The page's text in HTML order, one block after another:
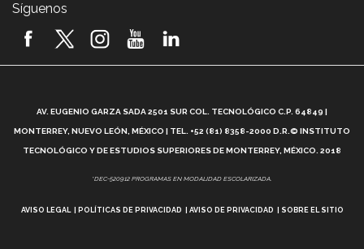
2026! (video)
¿Cómo es el Modelo Educativo Tec? (video)
Vida Tec: Feminismo e Inteligencia Artificial, Paola
Síguenos
AV. EUGENIO GARZA SADA 2501 SUR COL. TECNOLÓGICO C.P. 64849 |
MONTERREY, NUEVO LEÓN, MÉXICO | TEL. +52 (81) 8358-2000 D.R.© INSTITUTO
TECNOLÓGICO Y DE ESTUDIOS SUPERIORES DE MONTERREY, MÉXICO. 2018
*DEC-520912 PROGRAMAS EN MODALIDAD ESCOLARIZADA.
AVISO LEGAL POLÍTICAS DE PRIVACIDAD AVISO DE PRIVACIDAD SOBRE EL SITIO